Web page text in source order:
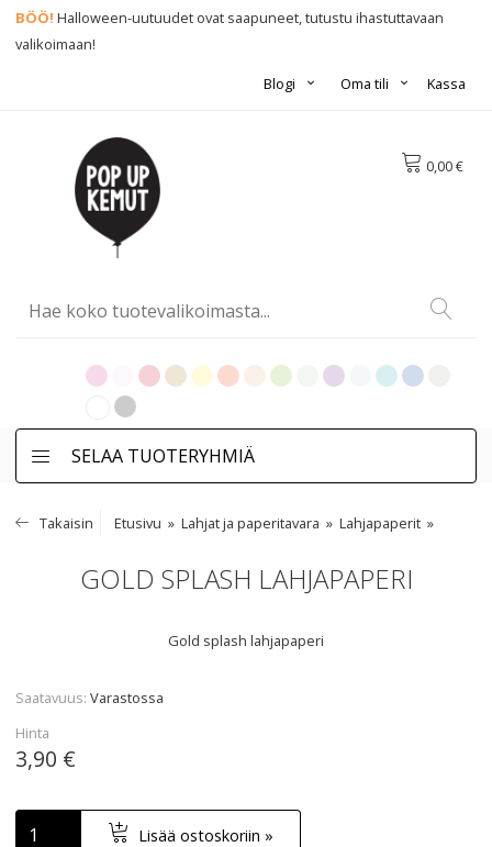
BÖÖ!Halloween-uutuudet ovat saapuneet, tutustu ihastuttavaan
valikoimaan!
Kassa
Oma tili
Blogi
0,00 €
SELAA TUOTERYHMIÄ
Takaisin Etusivu Lahjat ja paperitavara Lahjapaperit
GOLD SPLASH LAHJAPAPERI
Gold splash lahjapaperi
Saatavuus Varastossa
Hinta
3,90 €
Lisää ostoskoriin »